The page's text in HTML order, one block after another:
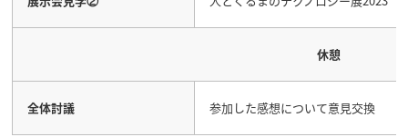
休憩
全体討議 参加した感想について意見交換